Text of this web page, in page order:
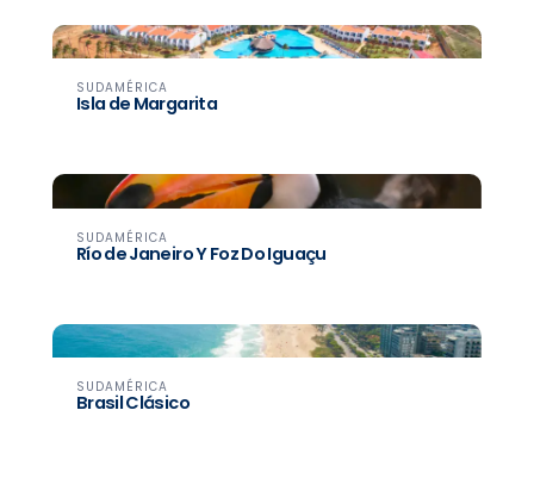
SUDAMÉRICA
Isla de Margarita
SUDAMÉRICA
Río de Janeiro Y Foz Do Iguaçu
SUDAMÉRICA
Brasil Clásico